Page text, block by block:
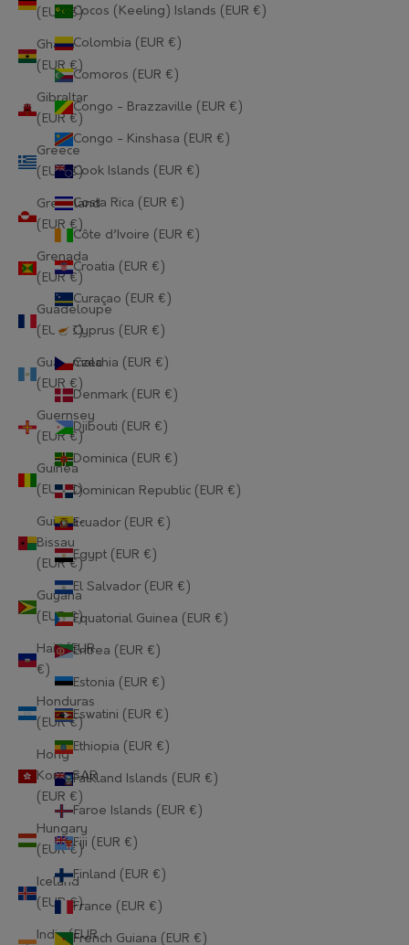
(EUR €)
Ghana
(EUR €)
Gibraltar
(EUR €)
Greece
(EUR €)
Greenland
(EUR €)
Grenada
(EUR €)
Guadeloupe
(EUR €)
Guatemala
(EUR €)
Guernsey
(EUR €)
Guinea
(EUR €)
Guinea-
Bissau
(EUR €)
Guyana
(EUR €)
Haiti (EUR
€)
Honduras
(EUR €)
Hong
Kong SAR
(EUR €)
Hungary
(EUR €)
Iceland
(EUR €)
India (EUR
Cocos (Keeling) Islands (EUR €)
Colombia (EUR €)
Comoros (EUR €)
Congo - Brazzaville (EUR €)
Congo - Kinshasa (EUR €)
Cook Islands (EUR €)
Costa Rica (EUR €)
Côte d’Ivoire (EUR €)
Croatia (EUR €)
Curaçao (EUR €)
Cyprus (EUR €)
Czechia (EUR €)
Denmark (EUR €)
Djibouti (EUR €)
Dominica (EUR €)
Dominican Republic (EUR €)
Ecuador (EUR €)
Egypt (EUR €)
El Salvador (EUR €)
Equatorial Guinea (EUR €)
Eritrea (EUR €)
Estonia (EUR €)
Eswatini (EUR €)
Ethiopia (EUR €)
Falkland Islands (EUR €)
Faroe Islands (EUR €)
Fiji (EUR €)
Finland (EUR €)
France (EUR €)
French Guiana (EUR €)